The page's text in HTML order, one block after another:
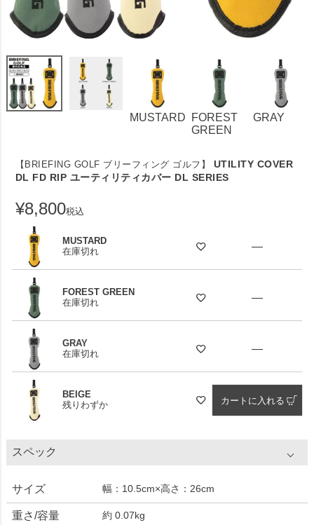
MUSTARD
FOREST
GREEN
GRAY
【BRIEFING GOLF ブリーフィング ゴルフ】
UTILITY COVER
DL FD RIP ユーティリティカバー DL SERIES
¥8,800税込
MUSTARD
在庫切れ
—
FOREST GREEN
在庫切れ
—
GRAY
在庫切れ
—
BEIGE
残りわずか
カートに入れる
スペック
サイズ 幅：10.5cm×高さ：26cm
重さ/容量 約 0.07kg